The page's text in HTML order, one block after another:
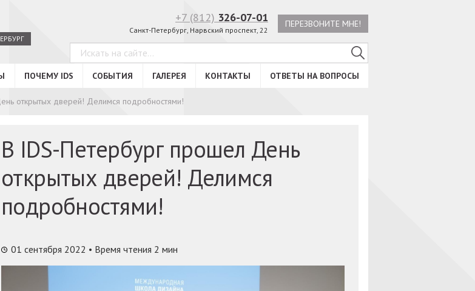
+7 (812) 326-07-01
Санкт-Петербург, Нарвский проспект, 22
ПЕРЕЗВОНИТЕ МНЕ!
ПОЧЕМУ IDS СОБЫТИЯ ГАЛЕРЕЯ КОНТАКТЫ ОТВЕТЫ НА ВОПРОСЫ
открытых дверей! Делимся подробностями!
В IDS-Петербург прошел День
открытых дверей! Делимся
подробностями!
01 сентября 2022 • Время чтения 2 мин